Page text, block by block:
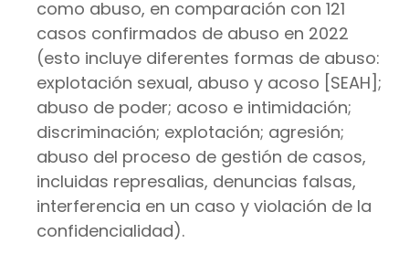
como abuso, en comparación con 121
casos confirmados de abuso en 2022
(esto incluye diferentes formas de abuso:
explotación sexual, abuso y acoso [SEAH];
abuso de poder; acoso e intimidación;
discriminación; explotación; agresión;
abuso del proceso de gestión de casos,
incluidas represalias, denuncias falsas,
interferencia en un caso y violación de la
confidencialidad).